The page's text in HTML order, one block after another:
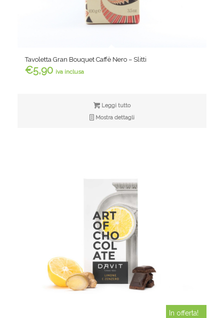
Tavoletta Gran Bouquet Caffè Nero – Slitti
€5,90 iva inclusa
Leggi tutto
Mostra dettagli
In offerta!